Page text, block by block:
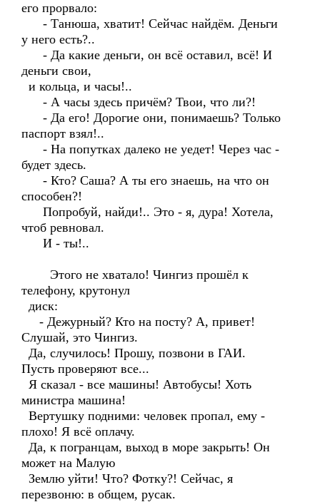
его прорвало:
- Танюша, хватит! Сейчас найдём. Деньги
у него есть?..
- Да какие деньги, он всё оставил, всё! И
деньги свои,
и кольца, и часы!..
- А часы здесь причём? Твои, что ли?!
- Да его! Дорогие они, понимаешь? Только
паспорт взял!..
- На попутках далеко не уедет! Через час -
будет здесь.
- Кто? Саша? А ты его знаешь, на что он
способен?!
Попробуй, найди!.. Это - я, дура! Хотела,
чтоб ревновал.
И - ты!..
Этого не хватало! Чингиз прошёл к
телефону, крутонул
диск:
- Дежурный? Кто на посту? А, привет!
Слушай, это Чингиз.
Да, случилось! Прошу, позвони в ГАИ.
Пусть проверяют все...
Я сказал - все машины! Автобусы! Хоть
министра машина!
Вертушку подними: человек пропал, ему -
плохо! Я всё оплачу.
Да, к погранцам, выход в море закрыть! Он
может на Малую
Землю уйти! Что? Фотку?! Сейчас, я
перезвоню: в общем, русак.